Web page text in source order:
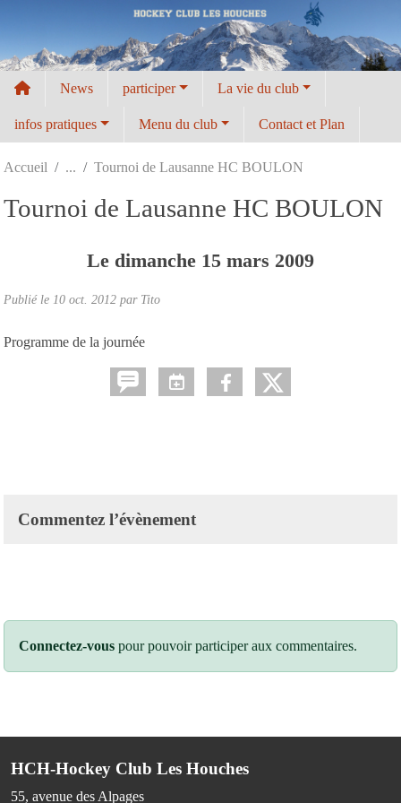
News participer La vie du club
infos pratiques Menu du club Contact et Plan
Accueil Tournoi de Lausanne HC BOULON
Tournoi de Lausanne HC BOULON
Le dimanche 15 mars 2009
Publié le 10 oct. 2012 par Tito
Programme de la journée
Commentez l’évènement
Connectez-vous pour pouvoir participer aux commentaires.
HCH-Hockey Club Les Houches
55, avenue des Alpages
Panneau de gestion des cookies